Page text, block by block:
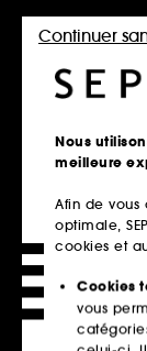
Retrait
Click &
En
à
et
En
Nous
meilleure
Afin de vous
optimale,
cookies et
Cookies
vous
Continuer